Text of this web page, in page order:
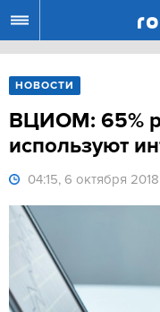
НОВОСТИ
ВЦИОМ: 65%
используют
04:15, 6 октября 2018